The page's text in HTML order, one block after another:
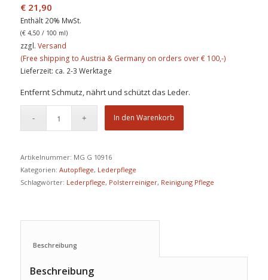
€21,90
Enthält 20% MwSt.
(€4,50 / 100 ml)
zzgl. Versand
Lieferzeit: ca. 2-3 Werktage
Entfernt Schmutz, nährt und schützt das Leder.
In den Warenkorb
Artikelnummer: MG G 10916
Kategorien: Autopflege, Lederpflege
Schlagwörter: Lederpflege, Polsterreiniger, Reinigung Pflege
Beschreibung